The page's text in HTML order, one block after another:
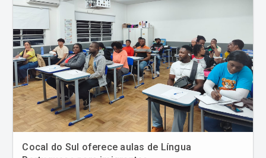
Cocal do Sul oferece aulas de Língua
Portuguesa para imigrantes
comment Jornalismo access_time 06/08/2026 20:00